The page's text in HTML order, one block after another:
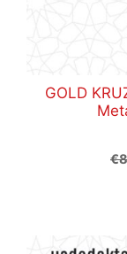
GOLD
€